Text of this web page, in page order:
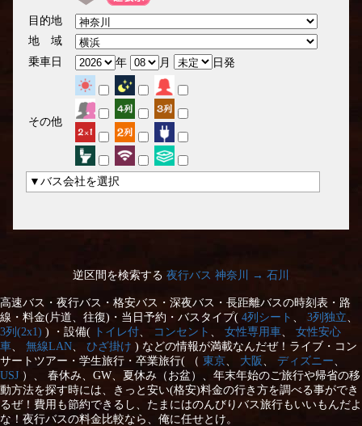
目的地
地 域
乗車日
年 月 日発
その他
▼バス会社を選択
逆区間を検索する 夜行バス 神奈川 → 石川
高速バス・夜行バス・格安バス・深夜バス・長距離バスの時刻表・路
線・料金(片道、往復)・当日予約・バスタイプ( 4列シート 3列独立
3列(2x1) ) ・設備( トイレ付 コンセント 女性専用車
女性安心
車
無線LAN ひざ掛け ) などの情報が満載なんだぜ！ライブ・コン
サートツアー・学生旅行・卒業旅行( （ 東京 大阪 ディズニー
USJ ）、 春休み、GW、夏休み（お盆）、年末年始のご旅行や帰省の移
動方法を探す時には、きっと安い(格安)料金の行き方を調べる事ができ
るぜ！費用も節約できるし、たまにはのんびりバス旅行もいいもんだよ
な！夜行バスの料金比較なら、俺に任せとけ。